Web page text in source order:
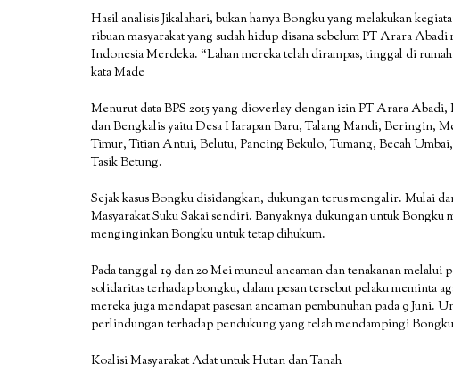
Hasil analisis Jikalahari, bukan hanya Bongku yang melakukan
ribuan masyarakat yang sudah hidup disana sebelum PT Arara
Indonesia Merdeka. “Lahan mereka telah dirampas, tinggal di
kata Made
Menurut data BPS 2015 yang dioverlay dengan izin PT Arara
dan Bengkalis yaitu Desa Harapan Baru, Talang Mandi, Beringin,
Timur, Titian Antui, Belutu, Pancing Bekulo, Tumang, Becah
Tasik Betung.
Sejak kasus Bongku disidangkan, dukungan terus mengalir. Mulai
Masyarakat Suku Sakai sendiri. Banyaknya dukungan untuk
menginginkan Bongku untuk tetap dihukum.
Pada tanggal 19 dan 20 Mei muncul ancaman dan tenakanan melalui
solidaritas terhadap bongku, dalam pesan tersebut pelaku meminta
mereka juga mendapat pasesan ancaman pembunuhan pada 9 Juni.
perlindungan terhadap pendukung yang telah mendampingi
Koalisi Masyarakat Adat untuk Hutan dan Tanah